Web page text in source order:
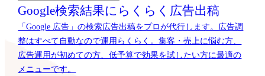
Google検索結果に らくらく広告出稿
「Google 広告」の検索広告出稿をプロが代行します。広告調
整はすべて自動なので運用らくらく。集客・売上に悩む方、
広告運用が初めての方、低予算で効果を試したい方に最適の
メニューです。